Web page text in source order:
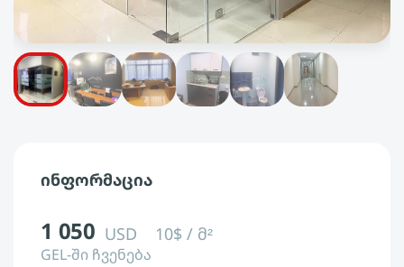
ინფორმაცია
1 050 USD 10$ / მ²
GEL-ში ჩვენება